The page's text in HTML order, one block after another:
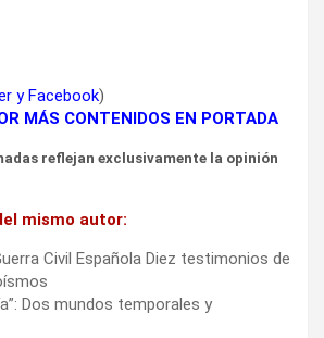
yFacebook)
MÁS CONTENIDOS EN PORTADA
reflejan exclusivamente la opinión
mismo autor:
Civil Española Diez testimonios de
Dos mundos temporales y